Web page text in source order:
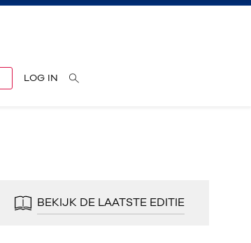
LOG IN
BEKIJK DE LAATSTE EDITIE